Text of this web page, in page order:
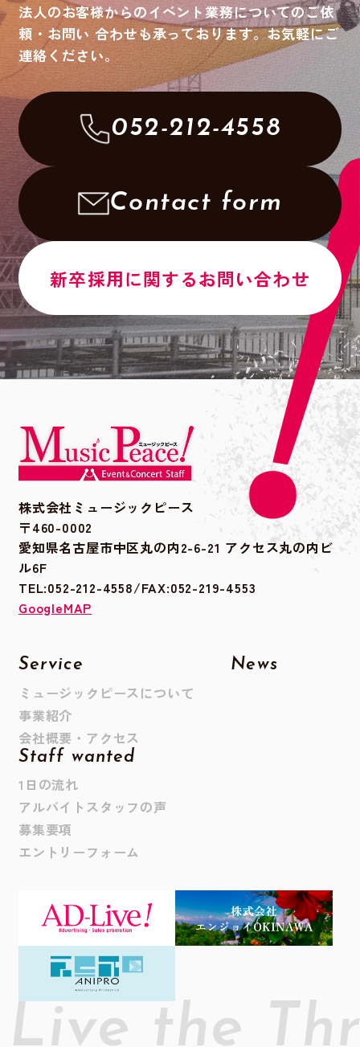
法人のお客様からのイベント業務についてのご依
頼・お問い合わせも承っております。お気軽にご
連絡ください。
052-212-4558
Contact form
新卒採用に関するお問い合わせ
株式会社ミュージックピース
〒460-0002
愛知県名古屋市中区丸の内2-6-21 アクセス丸の内ビ
ル6F
TEL:052-212-4558/FAX:052-219-4553
GoogleMAP
Service
ミュージックピースについて
事業紹介
会社概要・アクセス
News
Staff wanted
1日の流れ
アルバイトスタッフの声
募集要項
エントリーフォーム
Live the